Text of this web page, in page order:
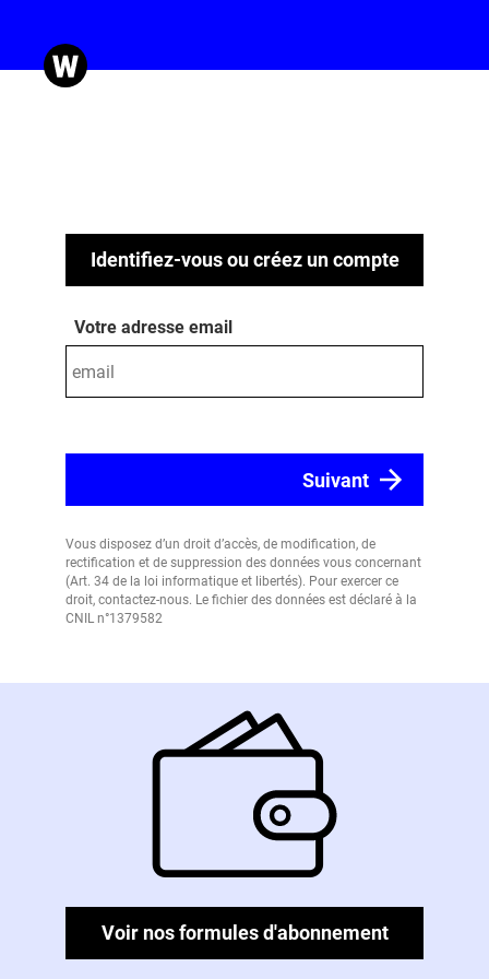
Identifiez-vous ou créez un compte
Votre adresse email
Vous disposez d’un droit d’accès, de modification, de
rectification et de suppression des données vous concernant
(Art. 34 de la loi informatique et libertés). Pour exercer ce
droit, contactez-nous. Le fichier des données est déclaré à la
CNIL n°1379582
Voir nos formules d'abonnement